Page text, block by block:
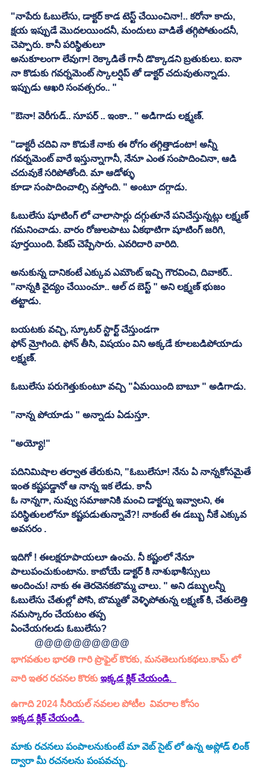
"నాపేరు ఓబులేసు, డాక్టర్ కాడ టెస్ట్ చేయించినా!.. కరోనా కాదు,
క్షయ ఇప్పుడే మెుదలయిందనీ, మందులు వాడితే తగ్గిపోతుందనీ,
చెప్పారు. కానీ పరిస్థితులూ
అనుకూలంగా లేవుగా! రెక్కాడితే గానీ డొక్కాడని బ్రతుకులు. ఐనా
నా కొడుకు గవర్నమెంట్ స్కాలర్షిప్ తో డాక్టర్ చదువుతున్నాడు.
ఇప్పుడు ఆఖరి సంవత్సరం.. "
"ఔనా! వెరీగుడ్.. సూపర్ .. ఇంకా.. " అడిగాడు లక్ష్మణ్.
"డాక్టరీ చదివి నా కొడుకే నాకు ఈ రోగం తగ్గిత్తాడంటా! అన్నీ
గవర్నమెంట్ వారే ఇస్తున్నాగానీ, నేనూ ఎంత సంపాదించినా, ఆడి
చదువుకే సరిపోతోంది. మా ఆడోళ్ళు
కూడా సంపాదించాల్సి వస్తోంది. " అంటూ దగ్గాడు.
ఓబులేసు షూటింగ్ లో చాలాసార్లు దగ్గుతూనే పనిచేస్తున్నట్లు లక్ష్మణ్
గమనించాడు. వారం రోజులపాటు ఏకథాటిగా షూటింగ్ జరిగి,
పూర్తయింది. పేకప్ చెప్పేసారు. ఎవరిదారి వారిది.
అనుకున్న దానికంటే ఎక్కువ ఎమౌంట్ ఇచ్చి గౌరవించి, దివాకర్..
"నాన్నకి వైద్యం చేయించూ.. ఆల్ ద బెస్ట్ " అని లక్ష్మణ్ భుజం
తట్టాడు.
బయటకు వచ్చి, స్కూటర్ స్టార్ట్ చేస్తుండగా
ఫోన్ మ్రోగింది. ఫోన్ తీసి, విషయం విని అక్కడే కూలబడిపోయాడు
లక్ష్మణ్.
ఓబులేసు పరుగెత్తుకుంటూ వచ్చి "ఏమయింది బాబూ " అడిగాడు.
"నాన్న పోయాడు " అన్నాడు ఏడుస్తూ.
"అయ్యో!"
పదినిమిషాల తర్వాత తేరుకుని, "ఓబులేసూ! నేను ఏ నాన్నకోసమైతే
ఇంత కష్టపడ్డానో ఆ నాన్న ఇక లేడు. కానీ
ఓ నాన్నగా, నువ్వు సమాజానికి మంచి డాక్టర్ను ఇవ్వాలని, ఈ
పరిస్థితులలోనూ కష్టపడుతున్నావే?! నాకంటే ఈ డబ్బు నీకే ఎక్కువ
అవసరం .
ఇదిగో ! ఈలక్షరూపాయలూ ఉంచు. నీ కష్టంలో నేనూ
పాలుపంచుకుంటాను. కాబోయే డాక్టర్ కి నాశుభాశీస్సులు
అందించు! నాకు ఈ తెరవెనకబొమ్మ చాలు. " అని డబ్బులన్నీ
ఓబులేసు చేతుల్లో పోసి, బొమ్మతో వెళ్ళిపోతున్న లక్ష్మణ్ కి, చేతులెత్తి
నమస్కారం చేయటం తప్ప
ఏంచేయగలడు ఓబులేసు?
@@@@@@@@@@
భాగవతుల భారతి గారి ప్రొఫైల్ కొరకు, మనతెలుగుకథలు.కామ్ లో
వారి ఇతర రచనల కొరకు ఇక్కడ క్లిక్ చేయండి.
ఉగాది 2024 సీరియల్ నవలల పోటీల  వివరాల కోసం
ఇక్కడ క్లిక్ చేయండి.
మాకు రచనలు పంపాలనుకుంటే మా వెబ్ సైట్ లో ఉన్న అప్లోడ్ లింక్
ద్వారా మీ రచనలను పంపవచ్చు.